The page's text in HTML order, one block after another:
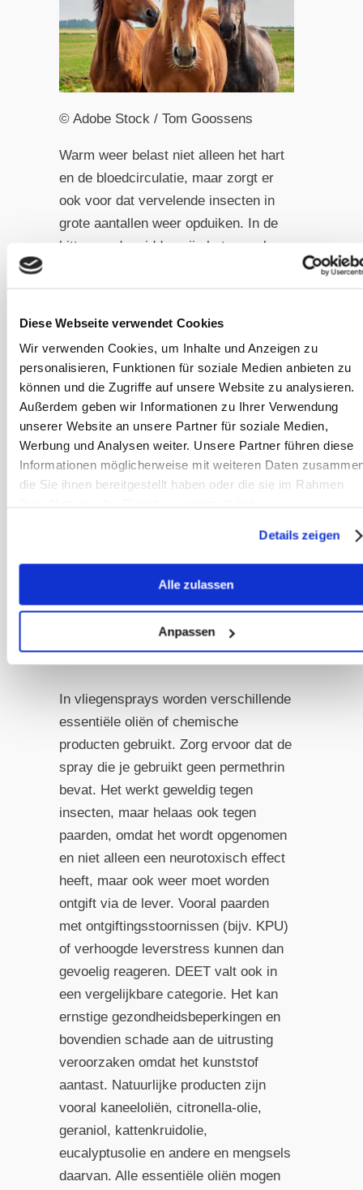
Diese Webseite verwendet Cookies
Wir verwenden Cookies, um Inhalte und Anzeigen zu
personalisieren, Funktionen für soziale Medien anbieten zu
können und die Zugriffe auf unsere Website zu analysieren.
Außerdem geben wir Informationen zu Ihrer Verwendung
unserer Website an unsere Partner für soziale Medien,
Werbung und Analysen weiter. Unsere Partner führen diese
Informationen möglicherweise mit weiteren Daten
die Sie ihnen bereitgestellt haben oder die sie im Rahmen
Details zeigen
Alle zulassen
Anpassen
© Adobe Stock / Tom Goossens
Warm weer belast niet alleen het hart
en de bloedcirculatie, maar zorgt er
ook voor dat vervelende insecten in
grote aantallen weer opduiken. In de
hitte van de middag zijn het vooral
verschillende vliegensprays die
verlichting beloven. Maar er is al jaren
een “wedloop” tussen fabrikanten van
vliegensprays en de insecten aan de
gang. Want een paar insecten zijn
altijd “immuun” voor de spray en
prikken alsnog. Ze kunnen zich
doorgeven aan hun nakomelingen. Dus
van jaar tot jaar is het vliegenmiddel
minder effectief. Terwijl zo’n 15 jaar
geleden cederolie nog heel goed
beschermde, heeft het tegenwoordig
praktisch geen effect meer.
In vliegensprays worden verschillende
essentiële oliën of chemische
producten gebruikt. Zorg ervoor dat de
spray die je gebruikt geen permethrin
bevat. Het werkt geweldig tegen
insecten, maar helaas ook tegen
paarden, omdat het wordt opgenomen
en niet alleen een neurotoxisch effect
heeft, maar ook weer moet worden
ontgift via de lever. Vooral paarden
met ontgiftingsstoornissen (bijv. KPU)
of verhoogde leverstress kunnen dan
gevoelig reageren. DEET valt ook in
een vergelijkbare categorie. Het kan
ernstige gezondheidsbeperkingen en
bovendien schade aan de uitrusting
veroorzaken omdat het kunststof
aantast. Natuurlijke producten zijn
vooral kaneeloliën, citronella-olie,
geraniol, kattenkruidolie,
eucalyptusolie en andere en mengsels
daarvan. Alle essentiële oliën mogen